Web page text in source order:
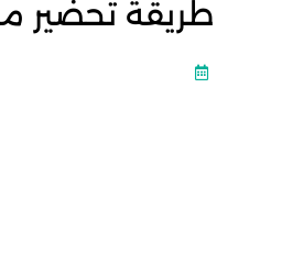
طريقة تحضير